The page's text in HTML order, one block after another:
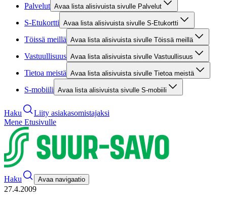
Palvelut Avaa lista alisivuista sivulle Palvelut
S-Etukortti Avaa lista alisivuista sivulle S-Etukortti
Töissä meillä Avaa lista alisivuista sivulle Töissä meillä
Vastuullisuus Avaa lista alisivuista sivulle Vastuullisuus
Tietoa meistä Avaa lista alisivuista sivulle Tietoa meistä
S-mobiili Avaa lista alisivuista sivulle S-mobiili
Haku
Liity asiakasomistajaksi
Mene Etusivulle
Haku Avaa navigaatio
27.4.2009